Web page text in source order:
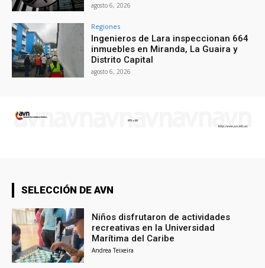
agosto 6, 2026
Regiones
Ingenieros de Lara inspeccionan 664
inmuebles en Miranda, La Guaira y
Distrito Capital
agosto 6, 2026
SELECCIÓN DE AVN
Niños disfrutaron de actividades
recreativas en la Universidad
Marítima del Caribe
Andrea Teixeira